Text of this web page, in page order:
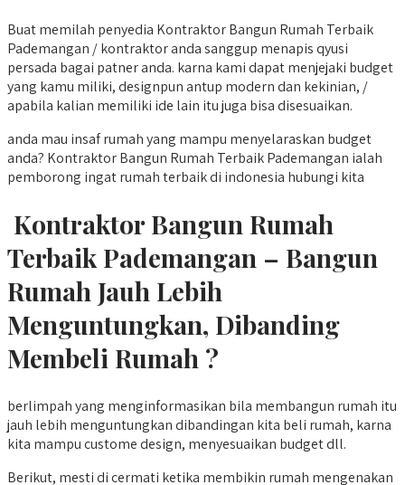
Buat memilah penyedia Kontraktor Bangun Rumah Terbaik
Pademangan / kontraktor anda sanggup menapis qyusi
persada bagai patner anda. karna kami dapat menjejaki budget
yang kamu miliki, designpun antup modern dan kekinian, /
apabila kalian memiliki ide lain itu juga bisa disesuaikan.
anda mau insaf rumah yang mampu menyelaraskan budget
anda? Kontraktor Bangun Rumah Terbaik Pademangan ialah
pemborong ingat rumah terbaik di indonesia hubungi kita
Kontraktor Bangun Rumah
Terbaik Pademangan – Bangun
Rumah Jauh Lebih
Menguntungkan, Dibanding
Membeli Rumah ?
berlimpah yang menginformasikan bila membangun rumah itu
jauh lebih menguntungkan dibandingan kita beli rumah, karna
kita mampu custome design, menyesuaikan budget dll.
Berikut, mesti di cermati ketika membikin rumah mengenakan